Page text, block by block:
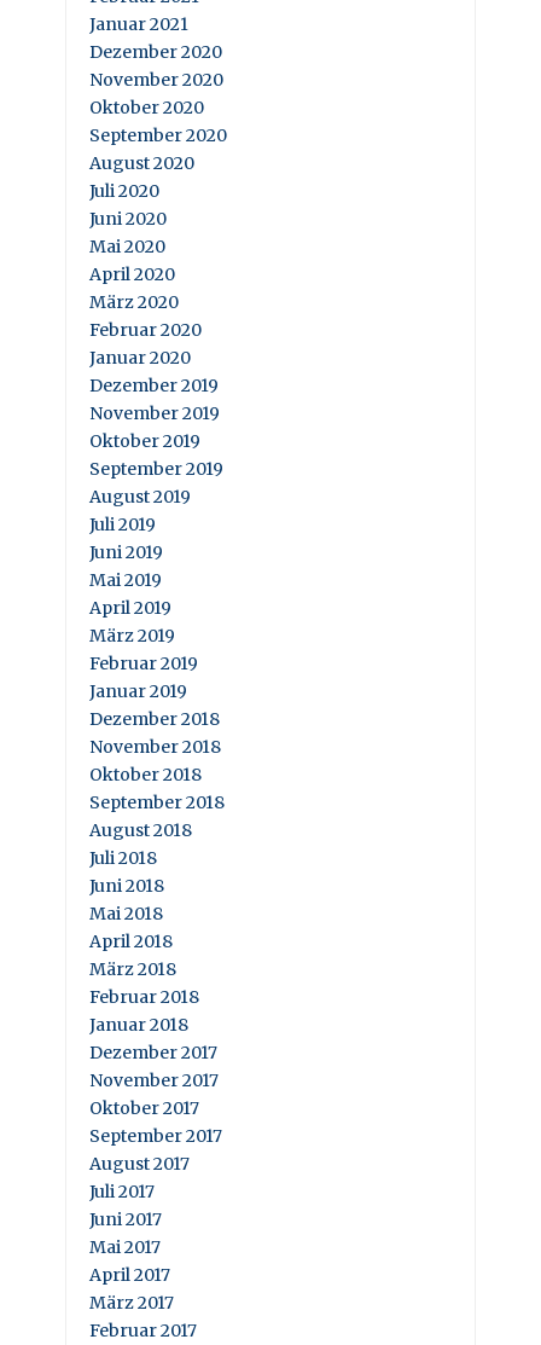
Januar 2021
Dezember 2020
November 2020
Oktober 2020
September 2020
August 2020
Juli 2020
Juni 2020
Mai 2020
April 2020
März 2020
Februar 2020
Januar 2020
Dezember 2019
November 2019
Oktober 2019
September 2019
August 2019
Juli 2019
Juni 2019
Mai 2019
April 2019
März 2019
Februar 2019
Januar 2019
Dezember 2018
November 2018
Oktober 2018
September 2018
August 2018
Juli 2018
Juni 2018
Mai 2018
April 2018
März 2018
Februar 2018
Januar 2018
Dezember 2017
November 2017
Oktober 2017
September 2017
August 2017
Juli 2017
Juni 2017
Mai 2017
April 2017
März 2017
Februar 2017